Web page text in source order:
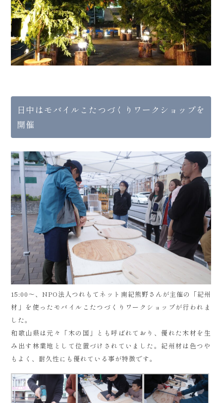
日中はモバイルこたつづくりワークショップを
開催
15:00～、NPO法人つれもてネット南紀熊野さんが主催の「紀州
材」を使ったモバイルこたつづくりワークショップが行われま
した。
和歌山県は元々「木の国」とも呼ばれており、優れた木材を生
み出す林業地として位置づけされていました。紀州材は色つや
もよく、耐久性にも優れている事が特徴です。